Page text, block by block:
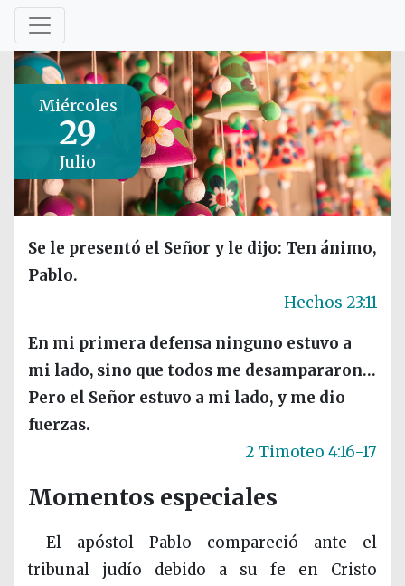
Miércoles
29
Julio
Se le presentó el Señor y le dijo: Ten ánimo,
Pablo.
Hechos 23:11
En mi primera defensa ninguno estuvo a
mi lado, sino que todos me desampararon…
Pero el Señor estuvo a mi lado, y me dio
fuerzas.
2 Timoteo 4:16-17
Momentos especiales
El apóstol Pablo compareció ante el
tribunal judío debido a su fe en Cristo